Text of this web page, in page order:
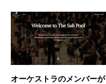
オーケストラのメンバーが